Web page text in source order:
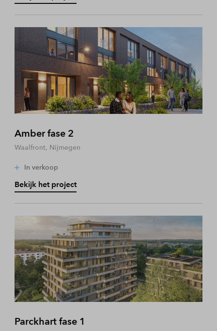
Amber fase 2
Waalfront, Nijmegen
In verkoop
Bekijk het project
Parckhart fase 1